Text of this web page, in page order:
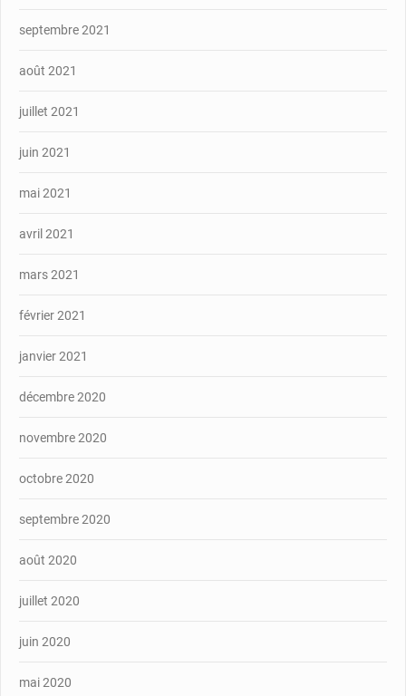
septembre 2021
août 2021
juillet 2021
juin 2021
mai 2021
avril 2021
mars 2021
février 2021
janvier 2021
décembre 2020
novembre 2020
octobre 2020
septembre 2020
août 2020
juillet 2020
juin 2020
mai 2020